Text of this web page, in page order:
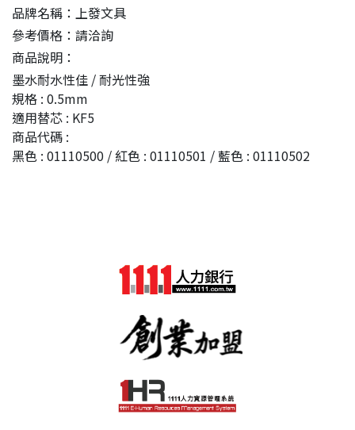
品牌名稱：上發文具
參考價格：請洽詢
商品說明：
墨水耐水性佳 / 耐光性強
規格 : 0.5mm
適用替芯 : KF5
商品代碼 :
黑色 : 01110500 / 紅色 : 01110501 / 藍色 : 01110502